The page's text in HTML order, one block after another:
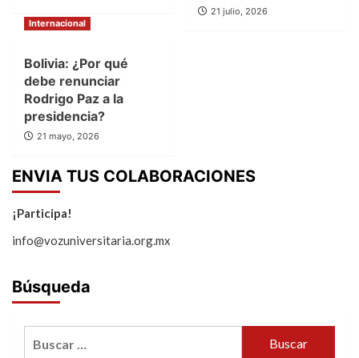
21 julio, 2026
Internacional
Bolivia: ¿Por qué
debe renunciar
Rodrigo Paz a la
presidencia?
21 mayo, 2026
ENVIA TUS COLABORACIONES
¡Participa!
info@vozuniversitaria.org.mx
Búsqueda